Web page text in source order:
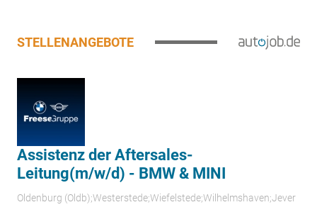
STELLENANGEBOTE
Assistenz der Aftersales-
Leitung(m/w/d) - BMW & MINI
Oldenburg (Oldb);Westerstede;Wiefelstede;Wilhelmshaven;Jever